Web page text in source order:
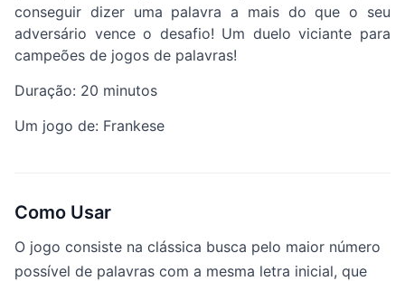
conseguir dizer uma palavra a mais do que o seu
adversário vence o desafio! Um duelo viciante para
campeões de jogos de palavras!
Duração: 20 minutos
Um jogo de: Frankese
Como Usar
O jogo consiste na clássica busca pelo maior número
possível de palavras com a mesma letra inicial, que